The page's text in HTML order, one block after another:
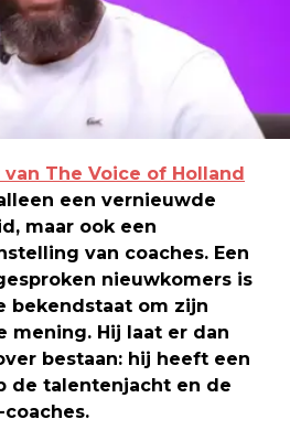
The Voice of Holland
een vernieuwde
maar ook een
van coaches. Een
nieuwkomers is
bekendstaat om zijn
mening. Hij laat er dan
bestaan: hij heeft een
de talentenjacht en de